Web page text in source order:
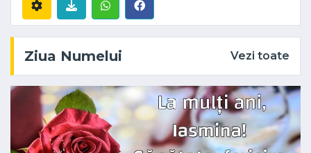
Ziua Numelui Vezi toate